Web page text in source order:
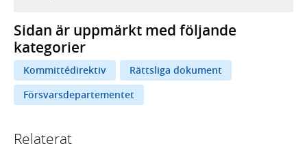
Sidan är uppmärkt med följande
kategorier
Kommittédirektiv
Rättsliga dokument
Försvarsdepartementet
Relaterat